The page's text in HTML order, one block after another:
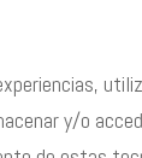
y/o